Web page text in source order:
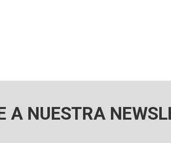
A NUESTRA